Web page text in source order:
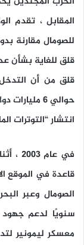
المقابل ، تقدم
للصومال مقارنة
قلق للغاية بشأن
قلق من أن
حوالي 6
انتشار “التوترات
في
قاعدة في الموقع
سنويًا لدعم جهود
معسكر ليمونير